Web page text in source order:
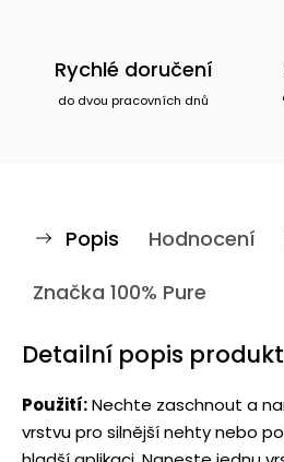
Rychlé doručení
do dvou pracovních dnů
Popis Hodnocení
Značka 100% Pure
Detailní popis
Použití:Nechte zaschnout a
vrstvu pro silnější nehty nebo